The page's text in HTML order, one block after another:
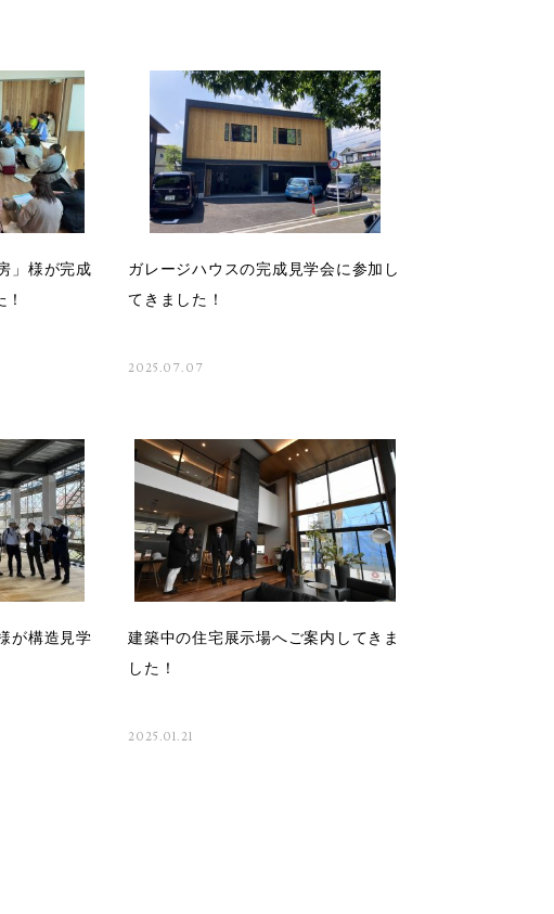
」様が完成
ガレージハウスの完成見学会に参加し
てきました！
2025.07.07
が構造見学
建築中の住宅展示場へご案内してきま
した！
2025.01.21